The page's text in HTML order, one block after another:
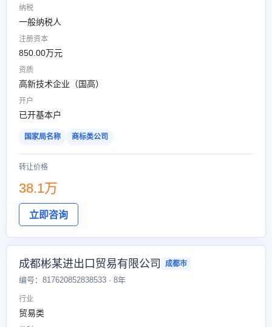
纳税
一般纳税人
注册资本
850.00万元
资质
高新技术企业（国高）
开户
已开基本户
国家局名称 商标类公司
转让价格
38.1万
立即咨询
成都彬某进出口贸易有限公司 成都市
编号：817620852838533 · 8年
行业
贸易类